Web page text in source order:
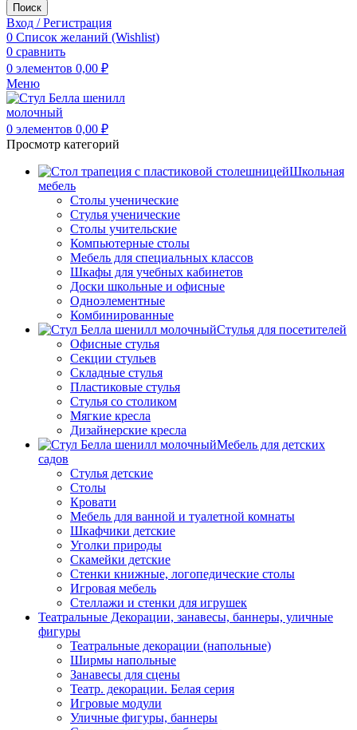
Поиск
Вход / Регистрация
0 Список желаний (Wishlist)
0 сравнить
0 элементов 0,00 ₽
Меню
0 элементов 0,00 ₽
Просмотр категорий
Школьная
мебель
Столы ученические
Стулья ученические
Столы учительские
Компьютерные столы
Мебель для специальных классов
Шкафы для учебных кабинетов
Доски школьные и офисные
Одноэлементные
Комбинированные
Стулья для посетителей
Офисные стулья
Секции стульев
Складные стулья
Пластиковые стулья
Стулья со столиком
Мягкие кресла
Дизайнерские кресла
Мебель для детских
садов
Стулья детские
Столы
Кровати
Мебель для ванной и туалетной комнаты
Шкафчики детские
Уголки природы
Скамейки детские
Стенки книжные, логопедические столы
Игровая мебель
Стеллажи и стенки для игрушек
Театральные Декорации, занавесы, баннеры, уличные
фигуры
Театральные декорации (напольные)
Ширмы напольные
Занавесы для сцены
Театр. декорации. Белая серия
Игровые модули
Уличные фигуры, баннеры